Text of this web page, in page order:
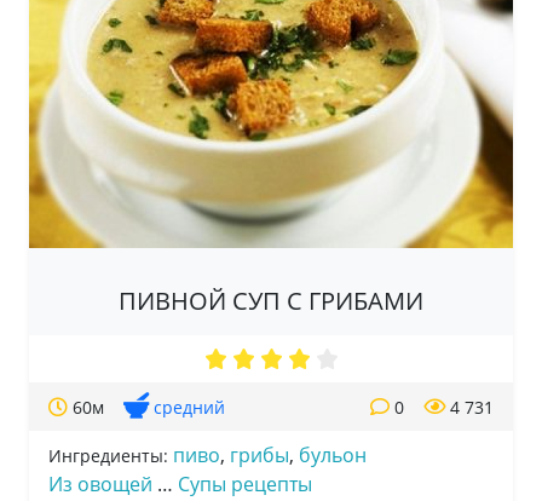
ПИВНОЙ СУП С ГРИБАМИ
60м средний 4 731
0
Ингредиенты: пиво, грибы, бульон
Из овощей … Супы рецепты